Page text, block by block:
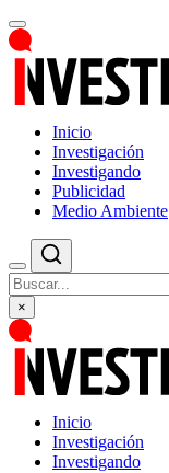
Inicio
Investigación
Investigando
Publicidad
Medio Ambiente
×
Inicio
Investigación
Investigando